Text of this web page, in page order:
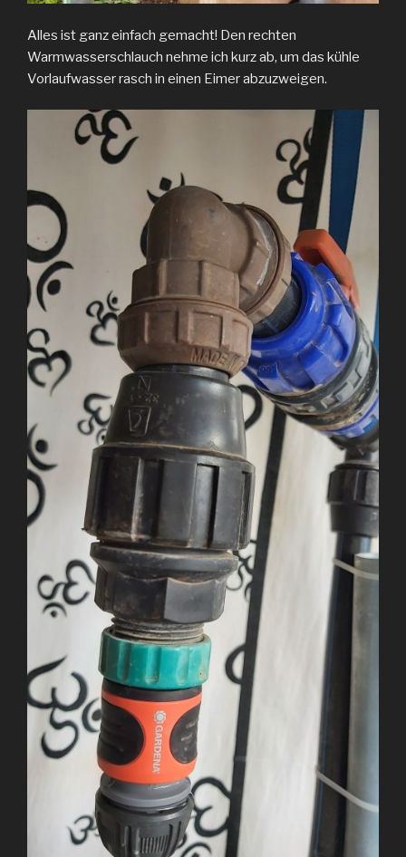
Alles ist ganz einfach gemacht! Den rechten
Warmwasserschlauch nehme ich kurz ab, um das kühle
Vorlaufwasser rasch in einen Eimer abzuzweigen.